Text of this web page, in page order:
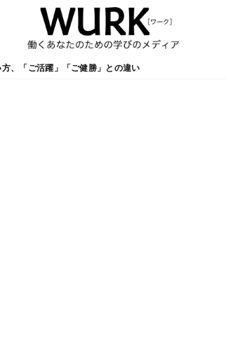
、「ご活躍」「ご健勝」との違い